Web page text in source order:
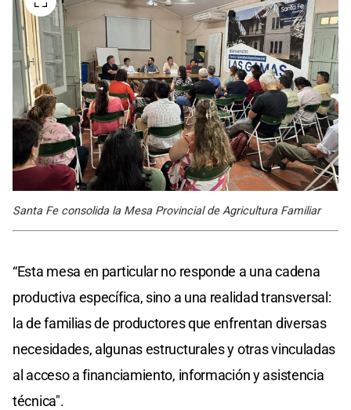
Santa Fe consolida la Mesa Provincial de Agricultura Familiar
“Esta mesa en particular no responde a una cadena
productiva específica, sino a una realidad transversal:
la de familias de productores que enfrentan diversas
necesidades, algunas estructurales y otras vinculadas
al acceso a financiamiento, información y asistencia
técnica".